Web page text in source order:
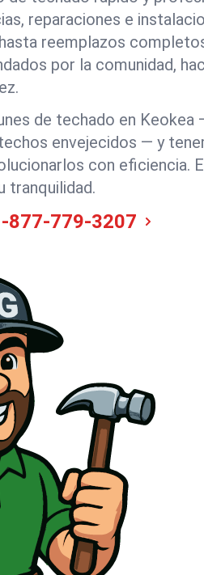
reparaciones e
reemplazos
por la comunidad,
de techado en Keokea
envejecidos — y
con eficiencia.
tranquilidad.
877-779-3207